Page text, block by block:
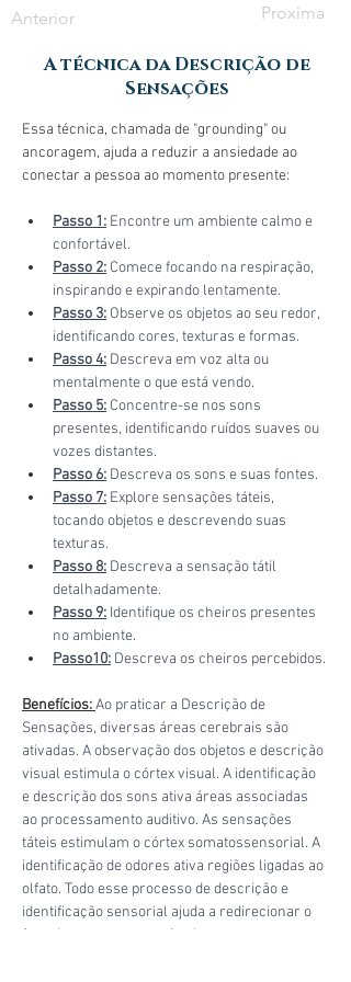
Anterior Proxima
A técnica da Descrição de
Sensações
Essa técnica, chamada de "grounding" ou
ancoragem, ajuda a reduzir a ansiedade ao
conectar a pessoa ao momento presente:
Passo 1: Encontre um ambiente calmo e
confortável.
Passo 2: Comece focando na respiração,
inspirando e expirando lentamente.
Passo 3: Observe os objetos ao seu redor,
identificando cores, texturas e formas.
Passo 4: Descreva em voz alta ou
mentalmente o que está vendo.
Passo 5: Concentre-se nos sons
presentes, identificando ruídos suaves ou
vozes distantes.
Passo 6: Descreva os sons e suas fontes.
Passo 7: Explore sensações táteis,
tocando objetos e descrevendo suas
texturas.
Passo 8: Descreva a sensação tátil
detalhadamente.
Passo 9: Identifique os cheiros presentes
no ambiente.
Passo10: Descreva os cheiros percebidos.
Benefícios: Ao praticar a Descrição de
Sensações, diversas áreas cerebrais são
ativadas. A observação dos objetos e descrição
visual estimula o córtex visual. A identificação
e descrição dos sons ativa áreas associadas
ao processamento auditivo. As sensações
táteis estimulam o córtex somatossensorial. A
identificação de odores ativa regiões ligadas ao
olfato. Todo esse processo de descrição e
identificação sensorial ajuda a redirecionar o
foco da mente para estímulos presentes,